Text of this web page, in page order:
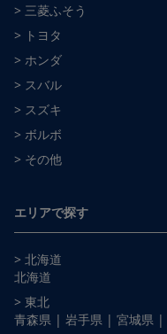
> 三菱ふそう
> トヨタ
> ホンダ
> スバル
> スズキ
> ボルボ
> その他
エリアで探す
> 北海道
北海道
> 東北
青森県 | 岩手県 | 宮城県 |